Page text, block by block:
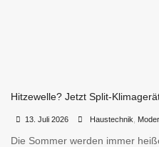
Hitzewelle? Jetzt Split-
13. Juli 2026 Haustechnik
Die Sommer werden immer